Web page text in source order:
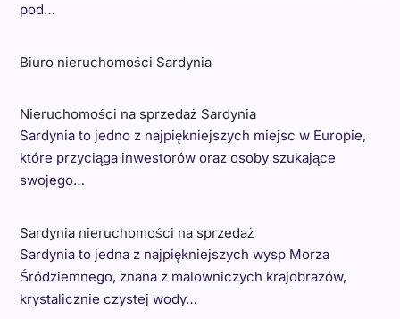
pod…
Biuro nieruchomości Sardynia
Nieruchomości na sprzedaż Sardynia
Sardynia to jedno z najpiękniejszych miejsc w Europie,
które przyciąga inwestorów oraz osoby szukające
swojego…
Sardynia nieruchomości na sprzedaż
Sardynia to jedna z najpiękniejszych wysp Morza
Śródziemnego, znana z malowniczych krajobrazów,
krystalicznie czystej wody…